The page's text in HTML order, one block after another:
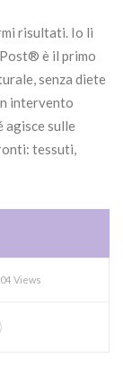
risultati. Io li
è il primo
senza diete
intervento
agisce sulle
tessuti,
Views